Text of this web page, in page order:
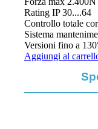
Rating IP 30....64
Controllo totale
Sistema
Versioni fino a
Aggiungi al